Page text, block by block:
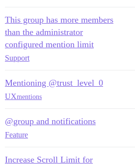
This group has more members
than the administrator
configured mention limit
Support
Mentioning @trust_level_0
UXmentions
@group and notifications
Feature
Increase Scroll Limit for